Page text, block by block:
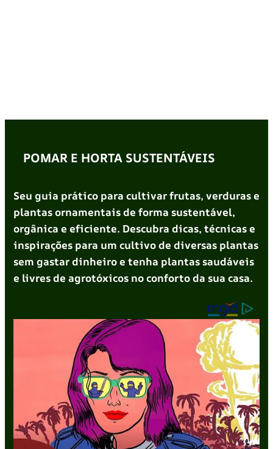
POMAR E HORTA SUSTENTÁVEIS
Seu guia prático para cultivar frutas, verduras e
plantas ornamentais de forma sustentável,
orgânica e eficiente. Descubra dicas, técnicas e
inspirações para um cultivo de diversas plantas
sem gastar dinheiro e tenha plantas saudáveis
e livres de agrotóxicos no conforto da sua casa.